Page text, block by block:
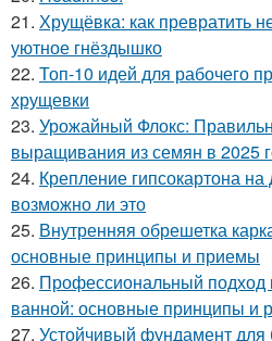
21. Хрущёвка: как превратить
уютное гнёздышко
22. Топ-10 идей для рабочего
хрущевки
23. Урожайный Флокс:
выращивания из семян в 2025
24. Крепление гипсокартона
возможно ли это
25. Внутренняя обрешетка
основные принципы и приемы
26. Профессиональный подход
ванной: основные принципы и
27. Устойчивый фундамент для